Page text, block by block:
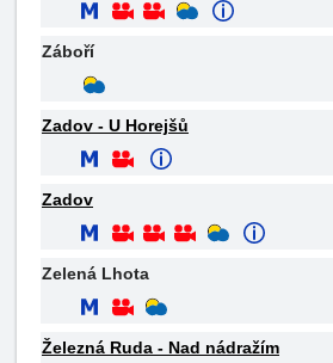
Záboří
Zadov - U Horejšů
Zadov
Zelená Lhota
Železná Ruda - Nad nádražím